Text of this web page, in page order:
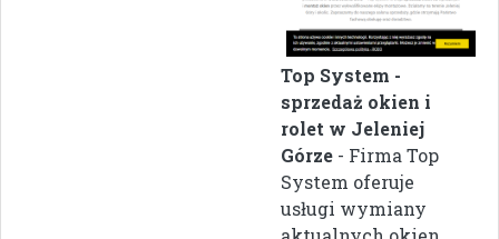
Top System -
sprzedaż okien i
rolet w Jeleniej
Górze - Firma Top
System oferuje
usługi wymiany